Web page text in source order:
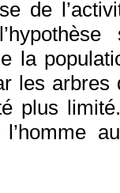
de
la
les
plus
l’homme